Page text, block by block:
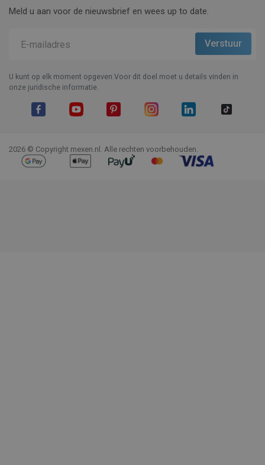
Meld u aan voor de nieuwsbrief en wees up to date.
U kunt op elk moment opgeven.Voor dit doel moet u details vinden in
onze juridische informatie.
2026 © Copyright mexen.nl. Alle rechten voorbehouden.